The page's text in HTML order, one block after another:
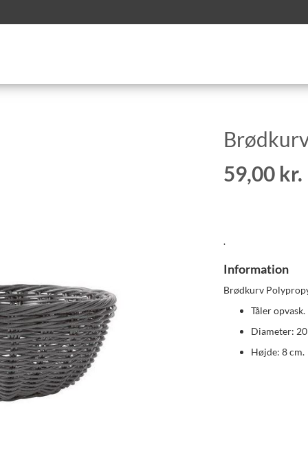
59,00 kr.
.
Information
Brødkurv
Tåler opvask.
Diameter:
Højde: 8 cm.